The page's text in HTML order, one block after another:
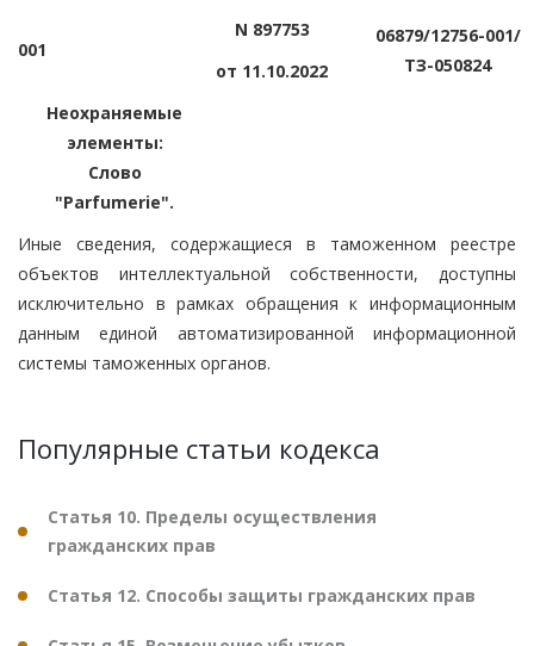
001
N 897753
от 11.10.2022
06879/12756-001/
ТЗ-050824
Неохраняемые
элементы:
Слово
"Parfumerie".
Иные сведения, содержащиеся в таможенном реестре
объектов интеллектуальной собственности, доступны
исключительно в рамках обращения к информационным
данным единой автоматизированной информационной
системы таможенных органов.
Популярные статьи кодекса
Статья 10. Пределы осуществления
гражданских прав
Статья 12. Способы защиты гражданских прав